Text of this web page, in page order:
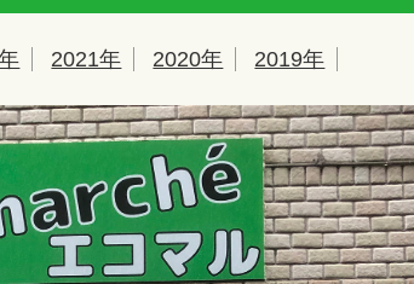
2021年 2020年 2019年